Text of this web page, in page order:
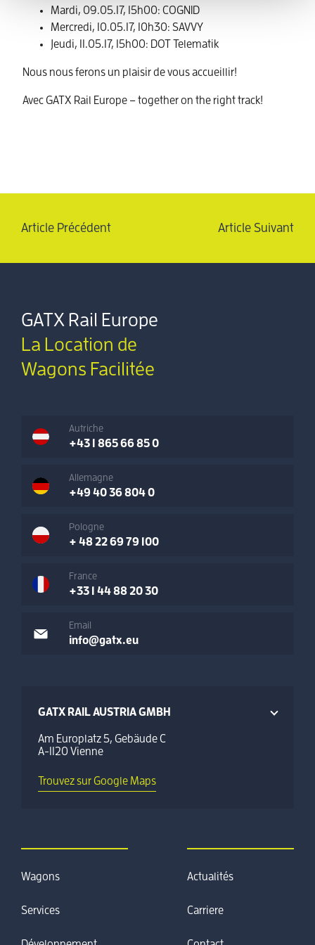
Mardi, 09.05.17, 15h00: COGNID
Mercredi, 10.05.17, 10h30: SAVVY
Jeudi, 11.05.17, 15h00: DOT Telematik
Nous nous ferons un plaisir de vous accueillir!
Avec GATX Rail Europe – together on the right track!
Article Précédent Article Suivant
GATX Rail Europe
La Location de
Wagons Facilitée
Autriche
+43 1 865 66 85 0
Allemagne
+49 40 36 804 0
Pologne
+ 48 22 69 79 100
France
+33 1 44 88 20 30
Email
info@gatx.eu
GATX RAIL AUSTRIA GMBH
Am Europlatz 5, Gebäude C
A-1120 Vienne
Trouvez sur Google Maps
Wagons
Services
Actualités
Carriere